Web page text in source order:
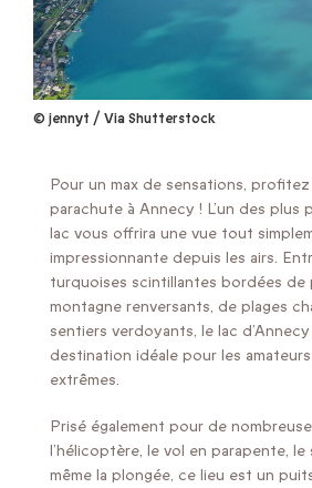
© jennyt / Via Shutterstock
Pour un max de sensations, profitez
parachute à Annecy ! L’un des plus
lac vous offrira une vue tout
impressionnante depuis les airs.
turquoises scintillantes bordées de
montagne renversants, de plages
sentiers verdoyants, le lac
destination idéale pour les
extrêmes.
Prisé également pour de
l’hélicoptère, le vol en parapente,
même la plongée, ce lieu est un